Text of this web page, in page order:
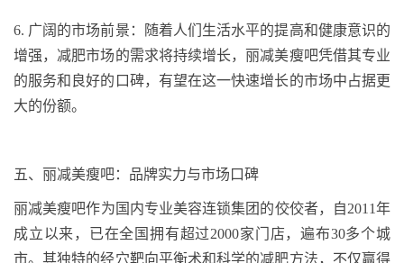
6. 广阔的市场前景：随着人们生活水平的提高和健康意识的
增强，减肥市场的需求将持续增长， 丽减美瘦吧凭借其专业
的服务和良好的口碑， 有望在这一快速增长的市场中占据更
大的份额。
五、丽减美瘦吧：品牌实力与市场口碑
丽减美瘦吧作为国内专业美容连锁集团的佼佼者，自2011年
成立以来，已在全国拥有超过2000家门店，遍布30多个城
市。其独特的经穴靶向平衡术和科学的减肥方法，不仅赢得